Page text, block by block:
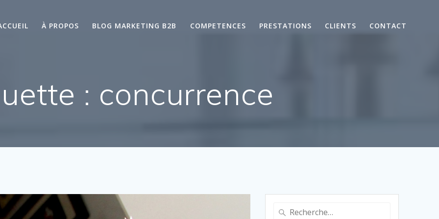
À PROPOS BLOG MARKETING B2B COMPETENCES PRESTATIONS CLIENTS CONTACT
: concurrence
Recherche